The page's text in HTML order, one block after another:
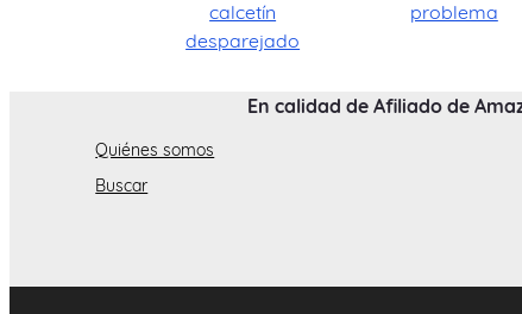
calcetín
desparejado
problema
En calidad de Afiliado de
Quiénes somos
Buscar